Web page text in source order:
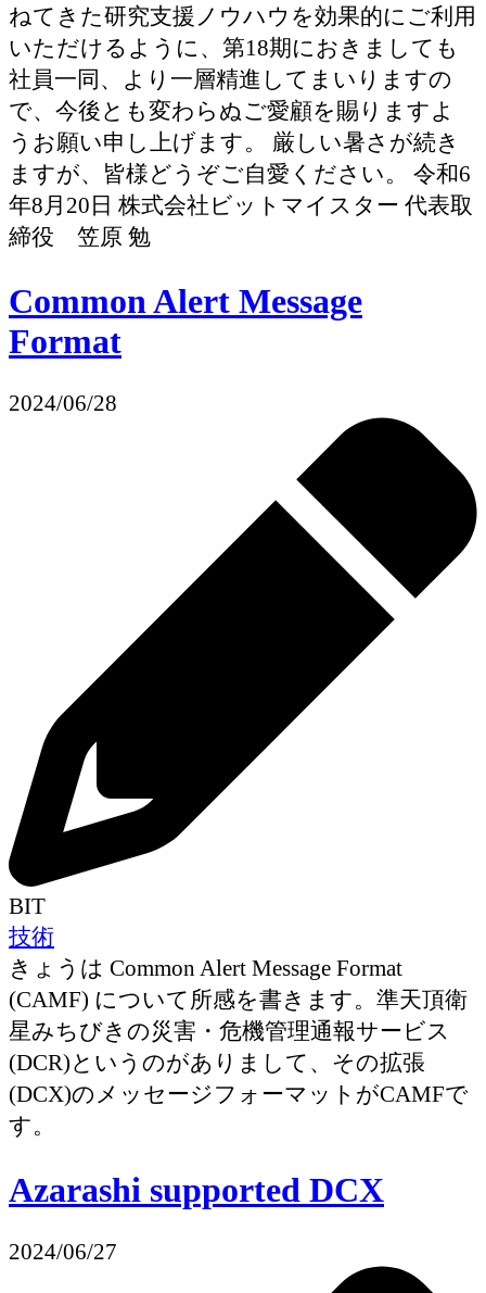
ねてきた研究支援ノウハウを効果的にご利用
いただけるように、第18期におきましても
社員一同、より一層精進してまいりますの
で、今後とも変わらぬご愛顧を賜りますよ
うお願い申し上げます。 厳しい暑さが続き
ますが、皆様どうぞご自愛ください。 令和6
年8月20日 株式会社ビットマイスター 代表取
締役 笠原 勉
Common Alert Message
Format
2024/06/28
BIT
技術
きょうは Common Alert Message Format
(CAMF) について所感を書きます。準天頂衛
星みちびきの災害・危機管理通報サービス
(DCR)というのがありまして、その拡張
(DCX)のメッセージフォーマットがCAMFで
す。
Azarashi supported DCX
2024/06/27